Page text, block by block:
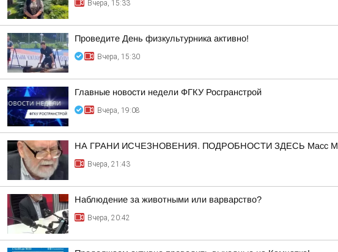
Вчера, 15:33
Проведите День физкультурника активно!
Вчера, 15:30
Главные новости недели ФГКУ Росгранстрой
Вчера, 19:08
НА ГРАНИ ИСЧЕЗНОВЕНИЯ. ПОДРОБНОСТИ ЗДЕСЬ Масс
Вчера, 21:43
Наблюдение за животными или варварство?
Вчера, 20:42